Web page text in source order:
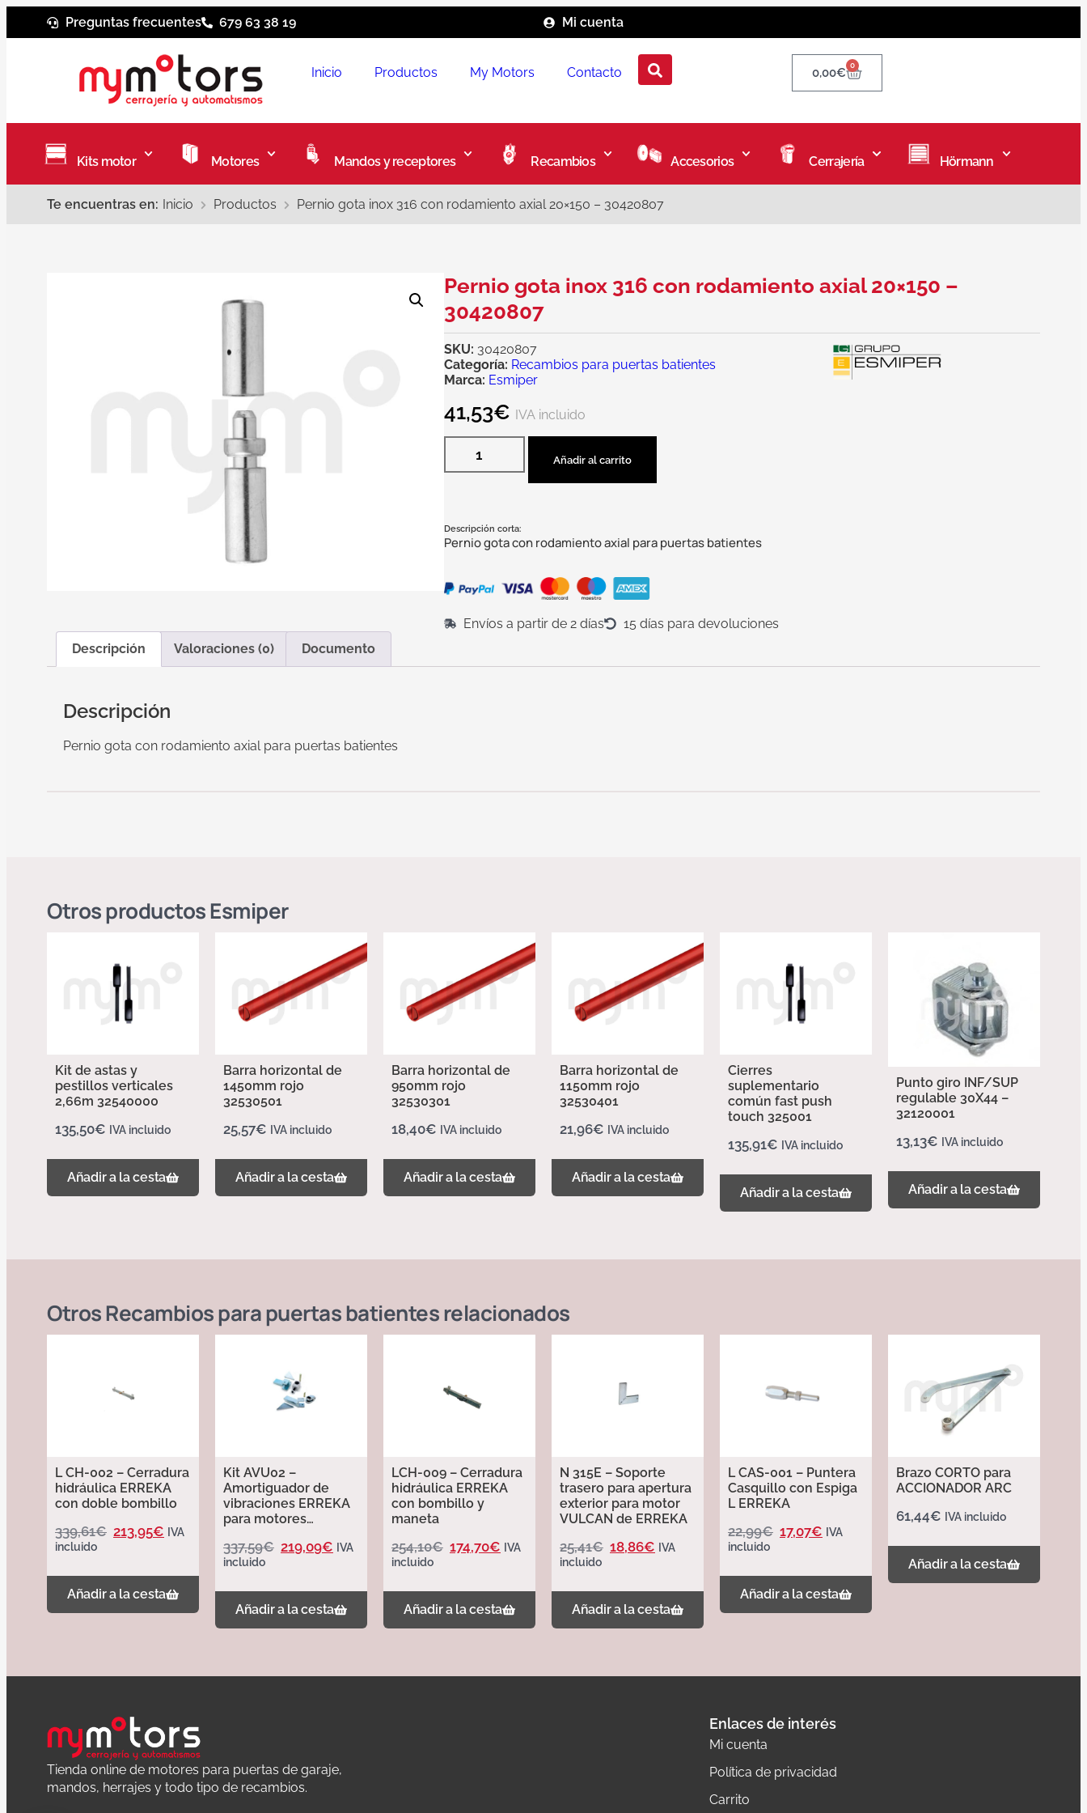
Preguntas frecuentes 679 63 38 19 Mi cuenta
Inicio Productos My Motors Contacto 0,00€ 0
Kits motor Motores Mandos y receptores Recambios Accesorios Cerrajería Hörmann
Te encuentras en: Inicio Productos Pernio gota inox 316 con rodamiento axial 20×150 – 30420807
Pernio gota inox 316 con rodamiento axial 20×150 –
30420807
SKU: 30420807
Categoría: Recambios para puertas batientes
Marca: Esmiper
41,53€ IVA incluido
Añadir al carrito
Descripción corta:
Pernio gota con rodamiento axial para puertas batientes
Envíos a partir de 2 días
15 días para devoluciones
Descripción
Valoraciones (0) Documento
Descripción
Pernio gota con rodamiento axial para puertas batientes
Otros productosEsmiper
Kit de astas y
pestillos verticales
2,66m 32540000
135,50€ IVA incluido
Añadir a la cesta
Barra horizontal de
1450mm rojo
32530501
25,57€ IVA incluido
Añadir a la cesta
Barra horizontal de
950mm rojo
32530301
18,40€ IVA incluido
Añadir a la cesta
Barra horizontal de
1150mm rojo
32530401
21,96€ IVA incluido
Añadir a la cesta
Cierres
suplementario
común fast push
touch 325001
135,91€ IVA incluido
Añadir a la cesta
Punto giro INF/SUP
regulable 30X44 –
32120001
13,13€ IVA incluido
Añadir a la cesta
OtrosRecambios para puertas batientesrelacionados
L CH-002 – Cerradura
hidráulica ERREKA
con doble bombillo
339,61€ 213,95€ IVA
incluido
Añadir a la cesta
Kit AVU02 –
Amortiguador de
vibraciones ERREKA
para motores
337,59€ 219,09€ IVA
incluido
Añadir a la cesta
LCH-009 – Cerradura
hidráulica ERREKA
con bombillo y
maneta
254,10€ 174,70€ IVA
incluido
Añadir a la cesta
N 315E – Soporte
trasero para apertura
exterior para motor
VULCAN de ERREKA
25,41€ 18,86€ IVA
incluido
Añadir a la cesta
L CAS-001 – Puntera
Casquillo con Espiga
L ERREKA
22,99€ 17,07€ IVA
incluido
Añadir a la cesta
Brazo CORTO para
ACCIONADOR ARC
61,44€ IVA incluido
Añadir a la cesta
Tienda online de motores para puertas de garaje,
mandos, herrajes y todo tipo de recambios.
Enlaces de interés
Mi cuenta
Política de privacidad
Carrito